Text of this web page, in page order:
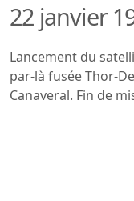
22 janvier
Lancement du
par-là fusée Thor-
Canaveral. Fin de